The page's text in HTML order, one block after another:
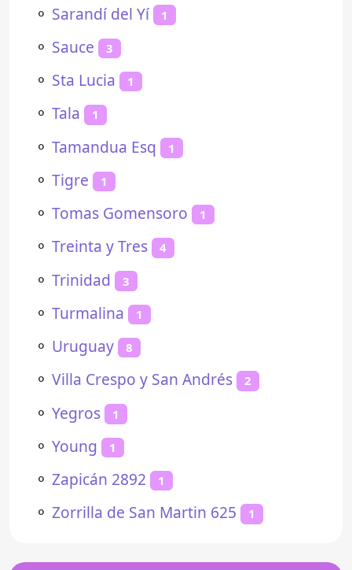
⚬ Sarandí del Yí 1
⚬ Sauce 3
⚬ Sta Lucia 1
⚬ Tala 1
⚬ Tamandua Esq 1
⚬ Tigre 1
⚬ Tomas Gomensoro 1
⚬ Treinta y Tres 4
⚬ Trinidad 3
⚬ Turmalina 1
⚬ Uruguay 8
⚬ Villa Crespo y San Andrés 2
⚬ Yegros 1
⚬ Young 1
⚬ Zapicán 2892 1
⚬ Zorrilla de San Martin 625 1